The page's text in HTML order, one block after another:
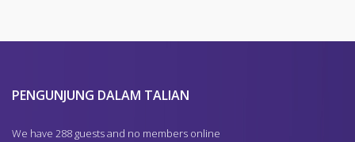
6
AZURA BINTI MOKLAS
9 SHAHRUL AFZAR BIN LAILI
PENGUNJUNG DALAM TALIAN
We have 288 guests and no members online